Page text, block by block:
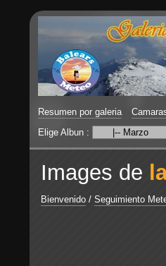
Resumen por galeria
Elige Albun :
Images de
Bienvenido / Seguimiento